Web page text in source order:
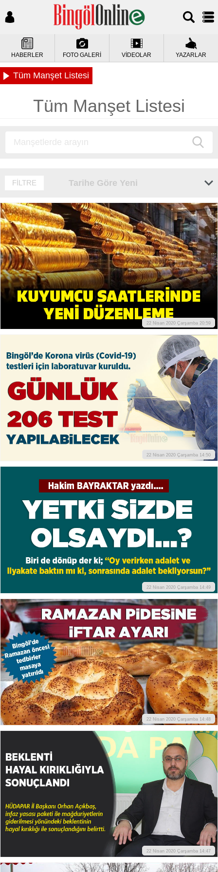
HABERLER FOTO GALERİ VİDEOLAR YAZARLAR
Tüm Manşet Listesi
Tüm Manşet Listesi
FİLTRE Tarihe Göre Yeni
22 Nisan 2020 Çarşamba 20:59
22 Nisan 2020 Çarşamba 14:50
22 Nisan 2020 Çarşamba 14:49
22 Nisan 2020 Çarşamba 14:48
22 Nisan 2020 Çarşamba 14:47